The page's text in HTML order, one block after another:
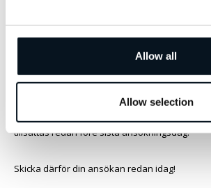
Allow all
Allow selection
Välkommen med din ansökan!
Vi behandlar ansökningarna löpande och
tillsättas redan före sista ansökningsdag.
Skicka därför din ansökan redan idag!